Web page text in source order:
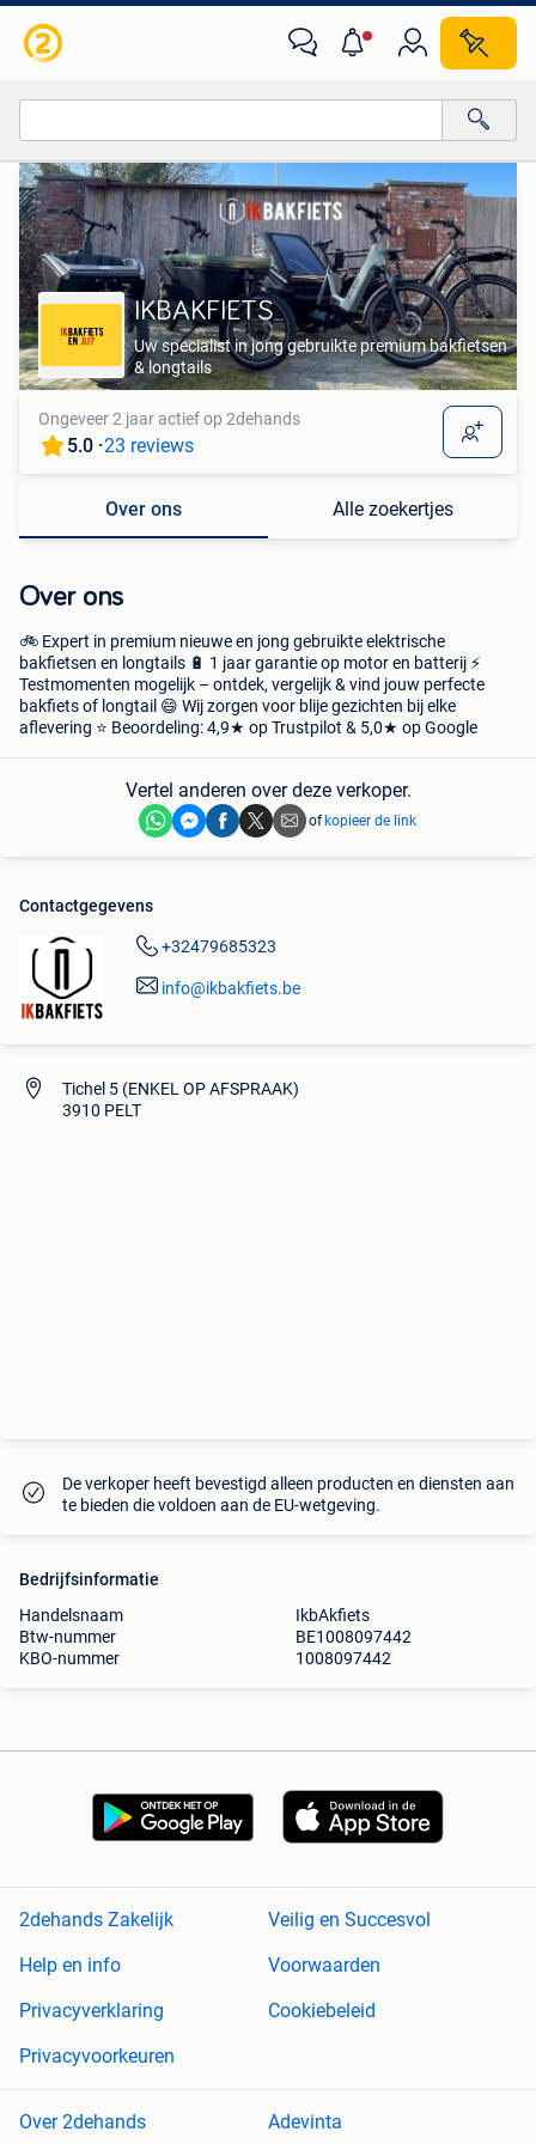
Alle categorieën…
Alle afstanden…
IKBAKFIETS
Uw specialist in jong gebruikte premium bakfietsen
& longtails
Ongeveer 2 jaar actief op 2dehands
5.0 ·23 reviews
Over ons Alle zoekertjes
Over ons
🚲 Expert in premium nieuwe en jong gebruikte elektrische
bakfietsen en longtails 🔋 1 jaar garantie op motor en batterij ⚡️
Testmomenten mogelijk – ontdek, vergelijk & vind jouw perfecte
bakfiets of longtail 😄 Wij zorgen voor blije gezichten bij elke
aflevering ⭐️ Beoordeling: 4,9★ op Trustpilot & 5,0★ op Google
Vertel anderen over deze verkoper.
of kopieer de link
Contactgegevens
+32479685323
info@ikbakfiets.be
Tichel 5 (ENKEL OP AFSPRAAK)
3910 PELT
De verkoper heeft bevestigd alleen producten en diensten aan
te bieden die voldoen aan de EU-wetgeving.
Bedrijfsinformatie
Handelsnaam
IkbAkfiets
Btw-nummer
BE1008097442
KBO-nummer
1008097442
2dehands Zakelijk
Veilig en Succesvol
Help en info
Voorwaarden
Privacyverklaring
Cookiebeleid
Privacyvoorkeuren
Over 2dehands Adevinta